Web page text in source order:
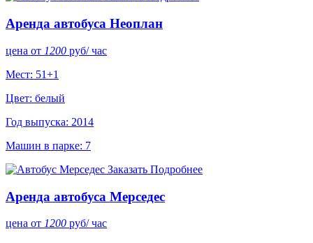
Аренда автобуса Неоплан
цена от 1200 руб/ час
Мест: 51+1
Цвет: белый
Год выпуска: 2014
Машин в парке: 7
Заказать Подробнее
Аренда автобуса Мерседес
цена от 1200 руб/ час